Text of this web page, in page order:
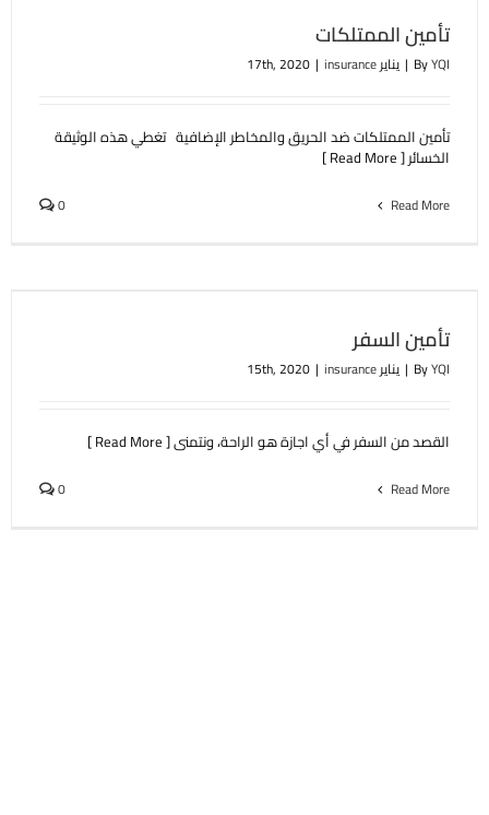
تأمين الممتلكات
ByYQI
| يناير 17th, 2020 | insurance
تأمين الممتلكات ضد الحريق والمخاطر الإضافية تغطي هذه الوثيقة
الخسائر [ Read More ]
Read More
0
تأمين السفر
ByYQI
| يناير 15th, 2020 | insurance
القصد من السفر في أي اجازة هو الراحة، ونتمنى [ Read More ]
Read More
0